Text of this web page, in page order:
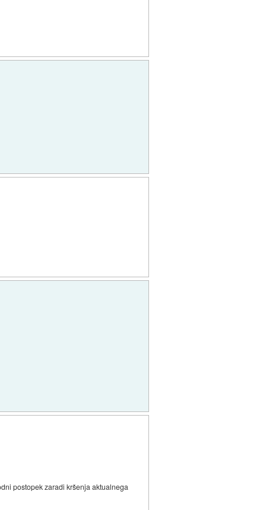
postopek zaradi kršenja aktualnega